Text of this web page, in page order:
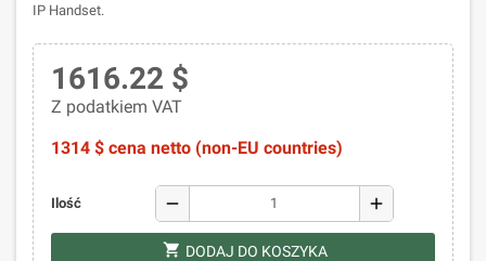
IP Handset.
1616.22 $
Z podatkiem VAT
1314 $ cena netto (non-EU countries)
Ilość remove add
shopping_cart DODAJ DO KOSZYKA